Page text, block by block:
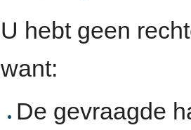
U hebt geen
want:
De gevraagde